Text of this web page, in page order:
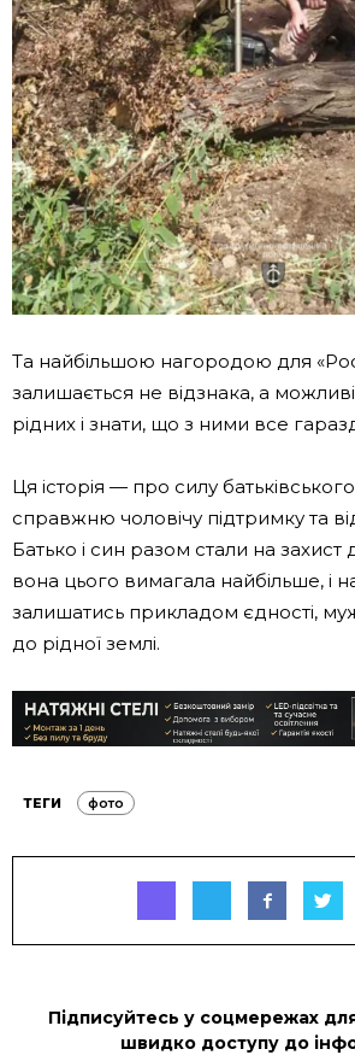
Та найбільшою нагородою для
залишається не відзнака, а
рідних і знати, що з ними все
Ця історія — про силу
справжню чоловічу підтримку та
Батько і син разом стали на
вона цього вимагала найбільше, і
залишатись прикладом єдності,
до рідної землі.
ТЕГИ фото
Підписуйтесь у соцмережах
швидко доступу до